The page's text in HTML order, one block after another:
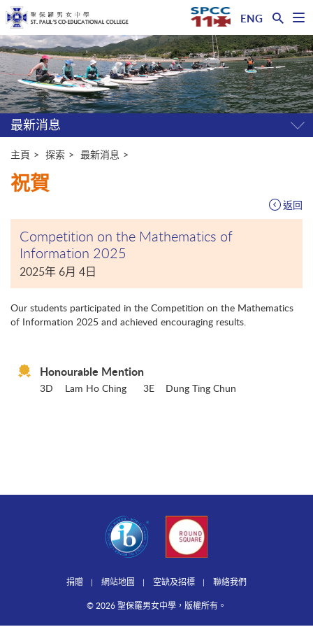
開
選
單
ENG
主
内
容
開
始
最新消息 開
主頁 探索 最新消息
祝賀
返回
Competition on the Mathematics of
Information 2025
2025年 6月 4日
Our students participated in the Competition on the Mathematics
of Information 2025 and achieved encouraging results.
Honourable Mention
3D Lam Ho Ching 3E Dung Ting Chun
捐贈 網站地圖 空缺及招標 聯絡我們
© 2026 聖保羅男女中學，版權所有。